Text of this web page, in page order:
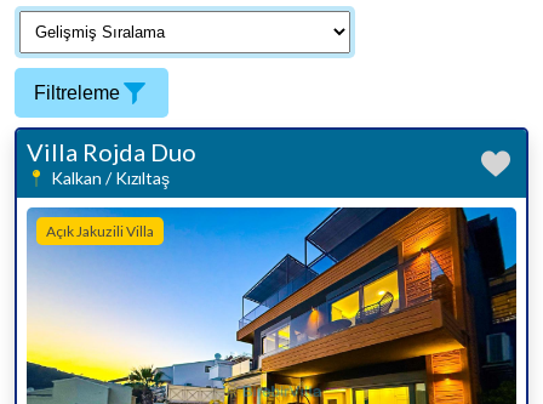
Filtreleme
Villa Rojda Duo
Kalkan / Kızıltaş
Açık Jakuzili Villa